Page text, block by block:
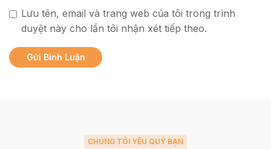
Lưu tên, email và trang web của tôi trong trình
duyệt này cho lần tôi nhận xét tiếp theo.
CHÚNG TÔI YÊU QUÝ BẠN